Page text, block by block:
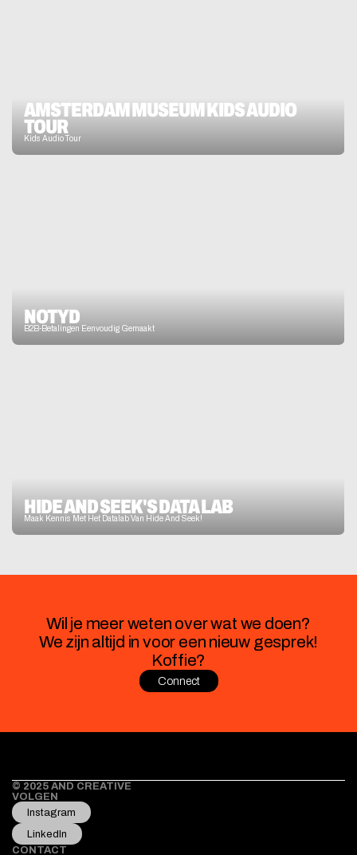
AMSTERDAM MUSEUM KIDS AUDIO
TOUR
Kids Audio Tour
NOTYD
B2B-Betalingen Eenvoudig Gemaakt
HIDE AND SEEK'S DATA LAB
Maak Kennis Met Het Datalab Van Hide And Seek!
Wil je meer weten over wat we doen?
We zijn altijd in voor een nieuw gesprek!
Koffie?
Connect
© 2025 AND CREATIVE
VOLGEN
Instagram
LinkedIn
CONTACT